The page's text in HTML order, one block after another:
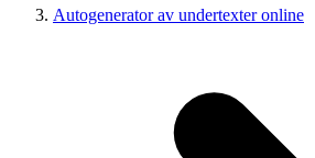
Autogenerator av undertexter online